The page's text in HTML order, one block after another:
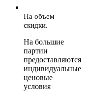
На объем
скидки.
На большие
партии
предоставляются
индивидуальные
ценовые
условия